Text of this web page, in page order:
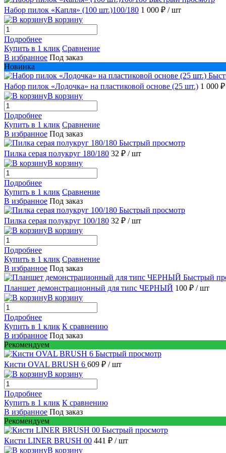
Набор пилок «Капля» (100 шт.)100/180 1 000 ₽ / шт
В корзину
Подробнее
Купить в 1 клик Сравнение
В избранное Под заказ
Новинка
Набор пилок «Лодочка» на пластиковой основе (25 шт.) 1 000 ₽
В корзину
Подробнее
Купить в 1 клик Сравнение
В избранное Под заказ
Быстрый просмотр
Пилка серая полукруг 180/180 32 ₽ / шт
В корзину
Подробнее
Купить в 1 клик Сравнение
В избранное Под заказ
Быстрый просмотр
Пилка серая полукруг 100/180 32 ₽ / шт
В корзину
Подробнее
Купить в 1 клик Сравнение
В избранное Под заказ
Быстрый
Планшет демонстрационный для типс ЧЕРНЫЙ 100 ₽ / шт
В корзину
Подробнее
Купить в 1 клик К сравнению
В избранное Под заказ
Рекомендуем
Быстрый просмотр
Кисти OVAL BRUSH 6 609 ₽ / шт
В корзину
Подробнее
Купить в 1 клик К сравнению
В избранное Под заказ
Рекомендуем
Быстрый просмотр
Кисти LINER BRUSH 00 441 ₽ / шт
В корзину